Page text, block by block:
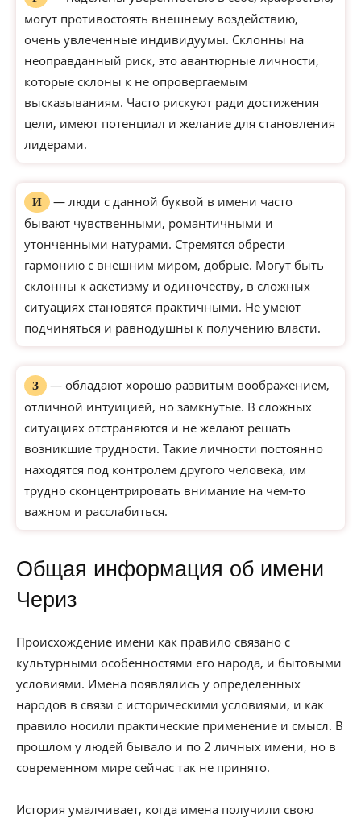
могут противостоять внешнему воздействию,
очень увлеченные индивидуумы. Склонны на
неоправданный риск, это авантюрные личности,
которые склоны к не опровергаемым
высказываниям. Часто рискуют ради достижения
цели, имеют потенциал и желание для становления
лидерами.
И
— люди с данной буквой в имени часто
бывают чувственными, романтичными и
утонченными натурами. Стремятся обрести
гармонию с внешним миром, добрые. Могут быть
склонны к аскетизму и одиночеству, в сложных
ситуациях становятся практичными. Не умеют
подчиняться и равнодушны к получению власти.
З
— обладают хорошо развитым воображением,
отличной интуицией, но замкнутые. В сложных
ситуациях отстраняются и не желают решать
возникшие трудности. Такие личности постоянно
находятся под контролем другого человека, им
трудно сконцентрировать внимание на чем-то
важном и расслабиться.
Общая информация об имени
Чериз
Происхождение имени как правило связано с
культурными особенностями его народа, и бытовыми
условиями. Имена появлялись у определенных
народов в связи с историческими условиями, и как
правило носили практические применение и смысл. В
прошлом у людей бывало и по 2 личных имени, но в
современном мире сейчас так не принято.
История умалчивает, когда имена получили свою